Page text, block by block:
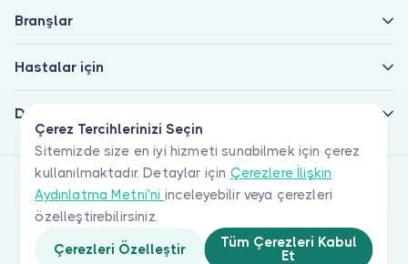
Çerez Tercihlerinizi Seçin
Sitemizde size en iyi hizmeti sunabilmek için çerez
kullanılmaktadır. Detaylar için Çerezlere İlişkin
Aydınlatma Metni'ni inceleyebilir veya çerezleri
özelleştirebilirsiniz.
Çerezleri Özelleştir
Tüm Çerezleri Kabul
Et
Branşlar
Hastalar için
Doktorlar için